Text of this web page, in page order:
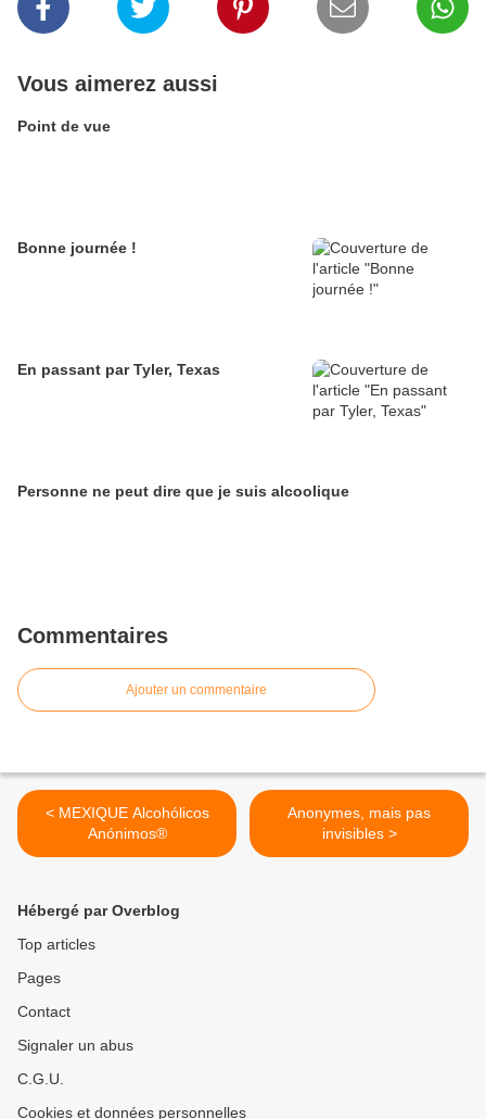
Vous aimerez aussi
Point de vue
Bonne journée !
En passant par Tyler, Texas
Personne ne peut dire que je suis alcoolique
Commentaires
Ajouter un commentaire
< MEXIQUE Alcohólicos
Anónimos®
Anonymes, mais pas
invisibles >
Hébergé par Overblog
Top articles
Pages
Contact
Signaler un abus
C.G.U.
Cookies et données personnelles